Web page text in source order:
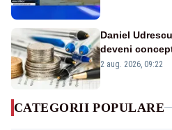
Daniel
deveni
viitoare?
2 aug. 2026, 09:22
CATEGORII POPULARE